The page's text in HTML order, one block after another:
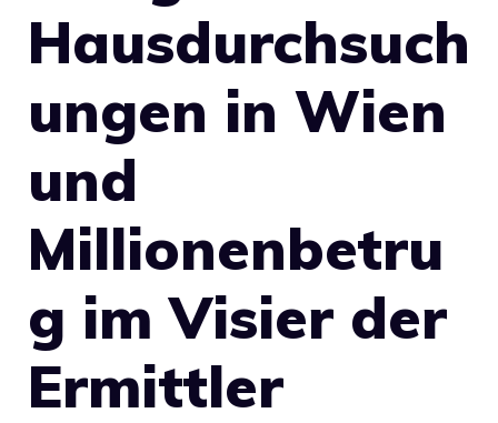
Hausdurchsuch
ungen in Wien
und
Millionenbetru
g im Visier der
Ermittler